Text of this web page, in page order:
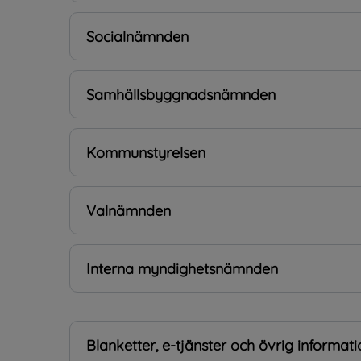
Socialnämnden
Samhällsbyggnadsnämnden
Kommunstyrelsen
Valnämnden
Interna myndighetsnämnden
Blanketter, e-tjänster och övrig